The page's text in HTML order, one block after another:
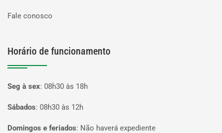
Fale conosco
Horário de funcionamento
Seg à sex: 08h30 às 18h
Sábados: 08h30 às 12h
Domingos e feriados: Não haverá expediente